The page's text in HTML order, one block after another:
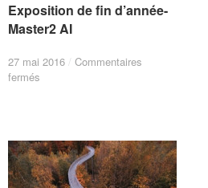
Exposition de fin d’année-
Master2 AI
27 mai 2016 / Commentaires
fermés
d’année-
Master2
AI
Exposition de fin d’année-
Master2 AI
27 mai 2016 / Commentaires
fermés
d’année-
Master2
AI